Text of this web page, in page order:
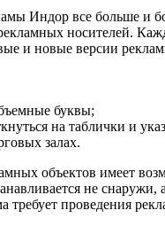
Индор все больше и
носителей.
и новые версии
буквы;
на таблички и
залах.
объектов имеет
не
требует проведения